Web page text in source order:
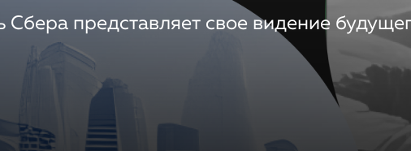
Сбера представляет свое видение